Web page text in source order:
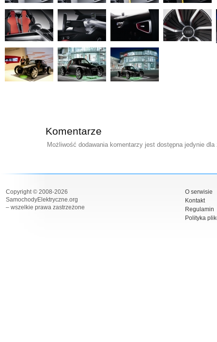
Komentarze
Możliwość dodawania komentarzy jest dostępna jedynie
Copyright © 2008-2026
SamochodyElektryczne.org
– wszelkie prawa zastrzeżone
O serwisie
Kontakt
Regulamin
Polityka